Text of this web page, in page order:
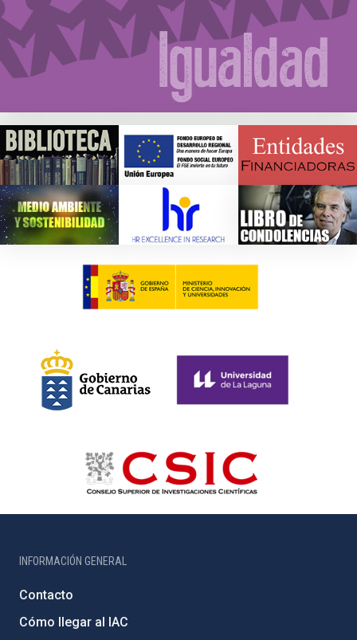
INFORMACIÓN GENERAL
Contacto
Cómo llegar al IAC